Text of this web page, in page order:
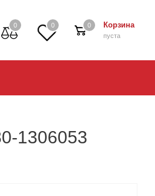
0 0 Корзина
пуста
0
1306053